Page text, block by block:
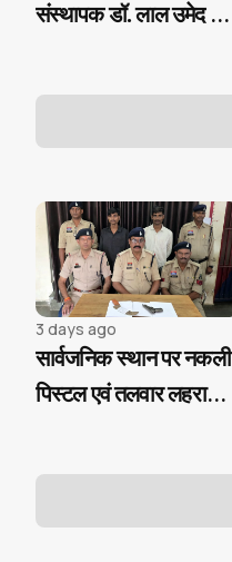
संस्थापक डॉ. लाल उमेद सिंह
3 days ago
सार्वजनिक स्थान पर नकली
पिस्टल एवं तलवार लहराकर